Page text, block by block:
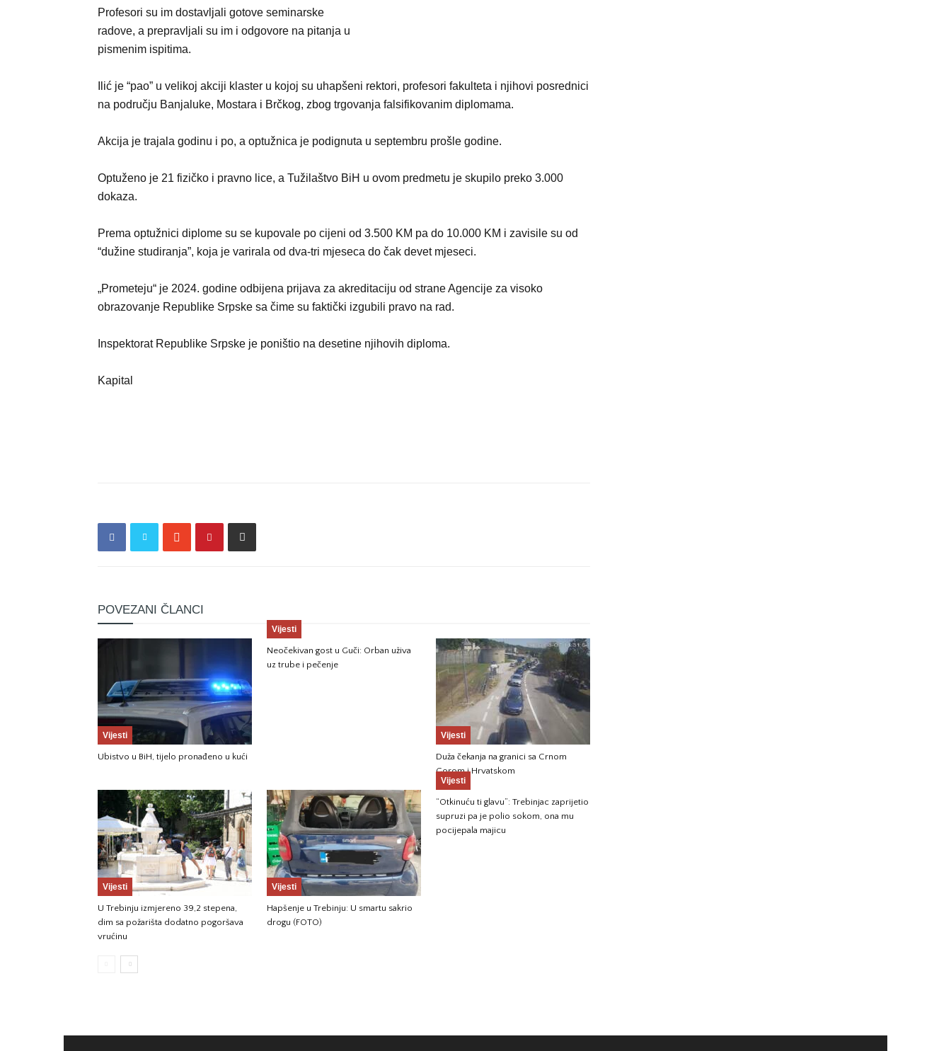
Profesori su im dostavljali gotove seminarske
radove, a prepravljali su im i odgovore na pitanja u
pismenim ispitima.
Ilić je “pao” u velikoj akciji klaster u kojoj su uhapšeni rektori, profesori fakulteta i njihovi posrednici
na području Banjaluke, Mostara i Brčkog, zbog trgovanja falsifikovanim diplomama.
Akcija je trajala godinu i po, a optužnica je podignuta u septembru prošle godine.
Optuženo je 21 fizičko i pravno lice, a Tužilaštvo BiH u ovom predmetu je skupilo preko 3.000
dokaza.
Prema optužnici diplome su se kupovale po cijeni od 3.500 KM pa do 10.000 KM i zavisile su od
“dužine studiranja”, koja je varirala od dva-tri mjeseca do čak devet mjeseci.
„Prometeju“ je 2024. godine odbijena prijava za akreditaciju od strane Agencije za visoko
obrazovanje Republike Srpske sa čime su faktički izgubili pravo na rad.
Inspektorat Republike Srpske je poništio na desetine njihovih diploma.
Kapital
POVEZANI ČLANCI
Vijesti
Ubistvo u BiH, tijelo pronađeno u kući
Vijesti
Neočekivan gost u Guči: Orban uživa
uz trube i pečenje
Vijesti
Duža čekanja na granici sa Crnom
Gorom i Hrvatskom
Vijesti
U Trebinju izmjereno 39,2 stepena,
dim sa požarišta dodatno pogoršava
vrućinu
Vijesti
Hapšenje u Trebinju: U smartu sakrio
drogu (FOTO)
Vijesti
“Otkinuću ti glavu”: Trebinjac zaprijetio
supruzi pa je polio sokom, ona mu
pocijepala majicu